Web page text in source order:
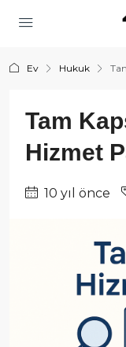
Ev Hukuk
Tam
Hizmet
10 yıl önce